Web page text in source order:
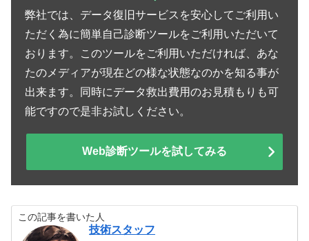
弊社では、データ復旧サービスを安心してご利用い
ただく為に簡単自己診断ツールをご利用いただいて
おります。このツールをご利用いただければ、あな
たのメディアが現在どの様な状態なのかを知る事が
出来ます。同時にデータ救出費用のお見積もりも可
能ですので是非お試しください。
Web診断ツールを試してみる
この記事を書いた人
技術スタッフ